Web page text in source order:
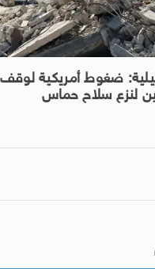
ضغوط أمريكية لوقف
لنزع سلاح حماس